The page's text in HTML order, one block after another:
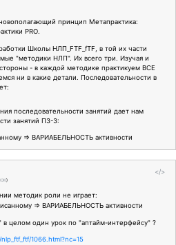
принцип Метапрактика:
PRO.
Школы НЛП_FTF_fTF, в той их части
"методики НЛП". Их всего три. Изучая и
- в каждой методике практикуем ВСЕ
ни в какие детали. Последовательности в
последовательности занятий дает нам
занятий ПЗ-3:
=> ВАРИАБЕЛЬНОСТЬ активности
</>
)
методик роли не играет:
=> ВАРИАБЕЛЬНОСТЬ активности
в целом один урок по "аптайм-интерфейсу" ?
1066.html?nc=15